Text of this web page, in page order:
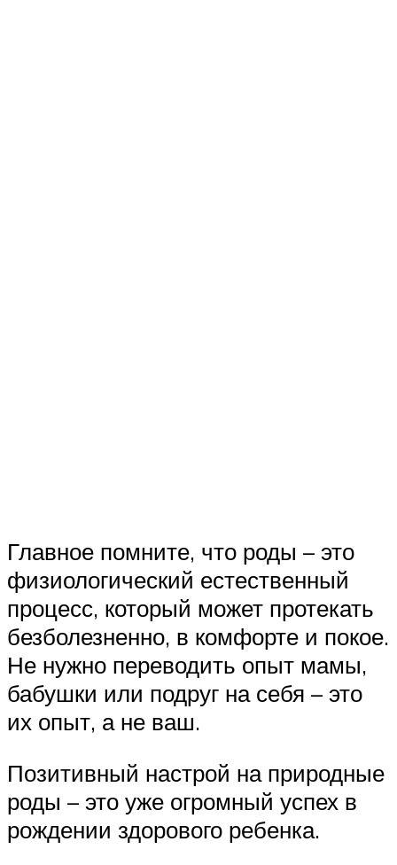
Главное помните, что роды – это
физиологический естественный
процесс, который может протекать
безболезненно, в комфорте и покое.
Не нужно переводить опыт мамы,
бабушки или подруг на себя – это
их опыт, а не ваш.
Позитивный настрой на природные
роды – это уже огромный успех в
рождении здорового ребенка.